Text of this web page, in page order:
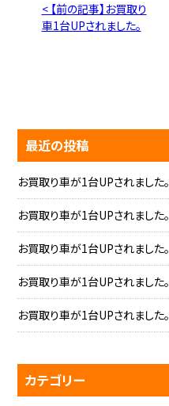
< 【前の記事】お買取り
車1台UPされました。
最近の投稿
お買取り車が1台UPされました。
お買取り車が1台UPされました。
お買取り車が1台UPされました。
お買取り車が1台UPされました。
お買取り車が1台UPされました。
カテゴリー